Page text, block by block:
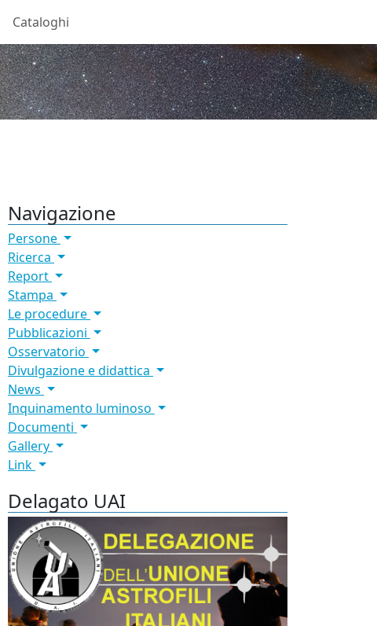
Cataloghi
Navigazione
Persone
Ricerca
Report
Stampa
Le procedure
Pubblicazioni
Osservatorio
Divulgazione e didattica
News
Inquinamento luminoso
Documenti
Gallery
Link
Delagato UAI